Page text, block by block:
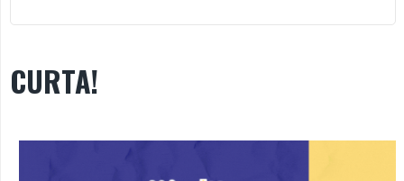
CURTA!